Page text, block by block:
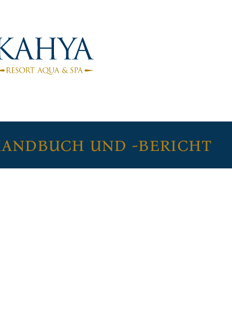
und -bericht